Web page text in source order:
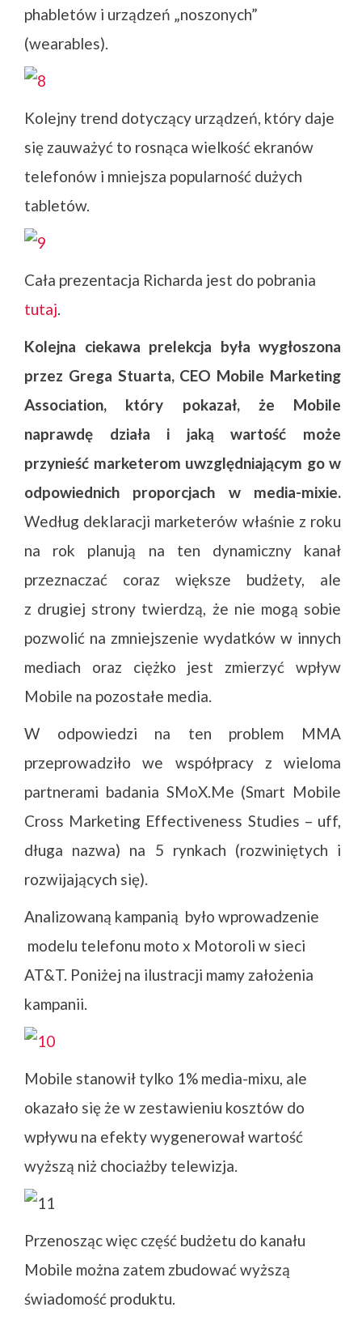
phabletów i urządzeń „noszonych”
(wearables).
Kolejny trend dotyczący urządzeń, który daje
się zauważyć to rosnąca wielkość ekranów
telefonów i mniejsza popularność dużych
tabletów.
Cała prezentacja Richarda jest do pobrania
tutaj.
Kolejna ciekawa prelekcja była wygłoszona
przez Grega Stuarta, CEO Mobile Marketing
Association, który pokazał, że Mobile
naprawdę działa i jaką wartość może
przynieść marketerom uwzględniającym go w
odpowiednich proporcjach w media-mixie.
Według deklaracji marketerów właśnie z roku
na rok planują na ten dynamiczny kanał
przeznaczać coraz większe budżety, ale
z drugiej strony twierdzą, że nie mogą sobie
pozwolić na zmniejszenie wydatków w innych
mediach oraz ciężko jest zmierzyć wpływ
Mobile na pozostałe media.
W odpowiedzi na ten problem MMA
przeprowadziło we współpracy z wieloma
partnerami badania SMoX.Me (Smart Mobile
Cross Marketing Effectiveness Studies – uff,
długa nazwa) na 5 rynkach (rozwiniętych i
rozwijających się).
Analizowaną kampanią było wprowadzenie
modelu telefonu moto x Motoroli w sieci
AT&T. Poniżej na ilustracji mamy założenia
kampanii.
Mobile stanowił tylko 1% media-mixu, ale
okazało się że w zestawieniu kosztów do
wpływu na efekty wygenerował wartość
wyższą niż chociażby telewizja.
Przenosząc więc część budżetu do kanału
Mobile można zatem zbudować wyższą
świadomość produktu.